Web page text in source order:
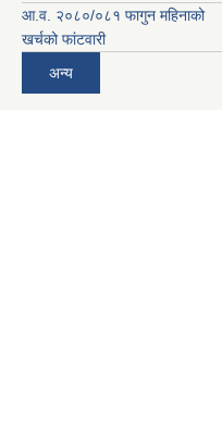
आ.व. २०८०/०८१ फागुन महिनाको
खर्चको फांटवारी
अन्य